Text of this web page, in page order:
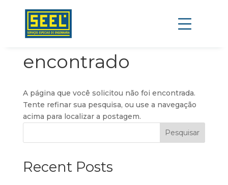
Nenhum resultado
encontrado
A página que você solicitou não foi encontrada.
Tente refinar sua pesquisa, ou use a navegação
acima para localizar a postagem.
Pesquisar
Recent Posts